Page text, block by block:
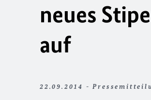
neues
auf
22.09.2014 -